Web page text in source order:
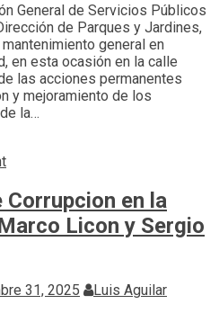
General de Servicios Públicos
de Parques y Jardines,
general en
en esta ocasión en la calle
las acciones permanentes
y mejoramiento de los
la…
en la
Licon y Sergio
31, 2025 Luis Aguilar